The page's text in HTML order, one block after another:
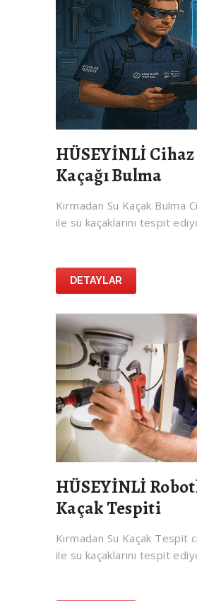
HÜSEYİNLİ
Kaçağı Bulma
Kırmadan Su Kaçak Bulma
ile su kaçaklarını tespit
DETAYLAR
HÜSEYİNLİ
Kaçak Tespiti
Kırmadan Su Kaçak Tespit
ile su kaçaklarını tespit